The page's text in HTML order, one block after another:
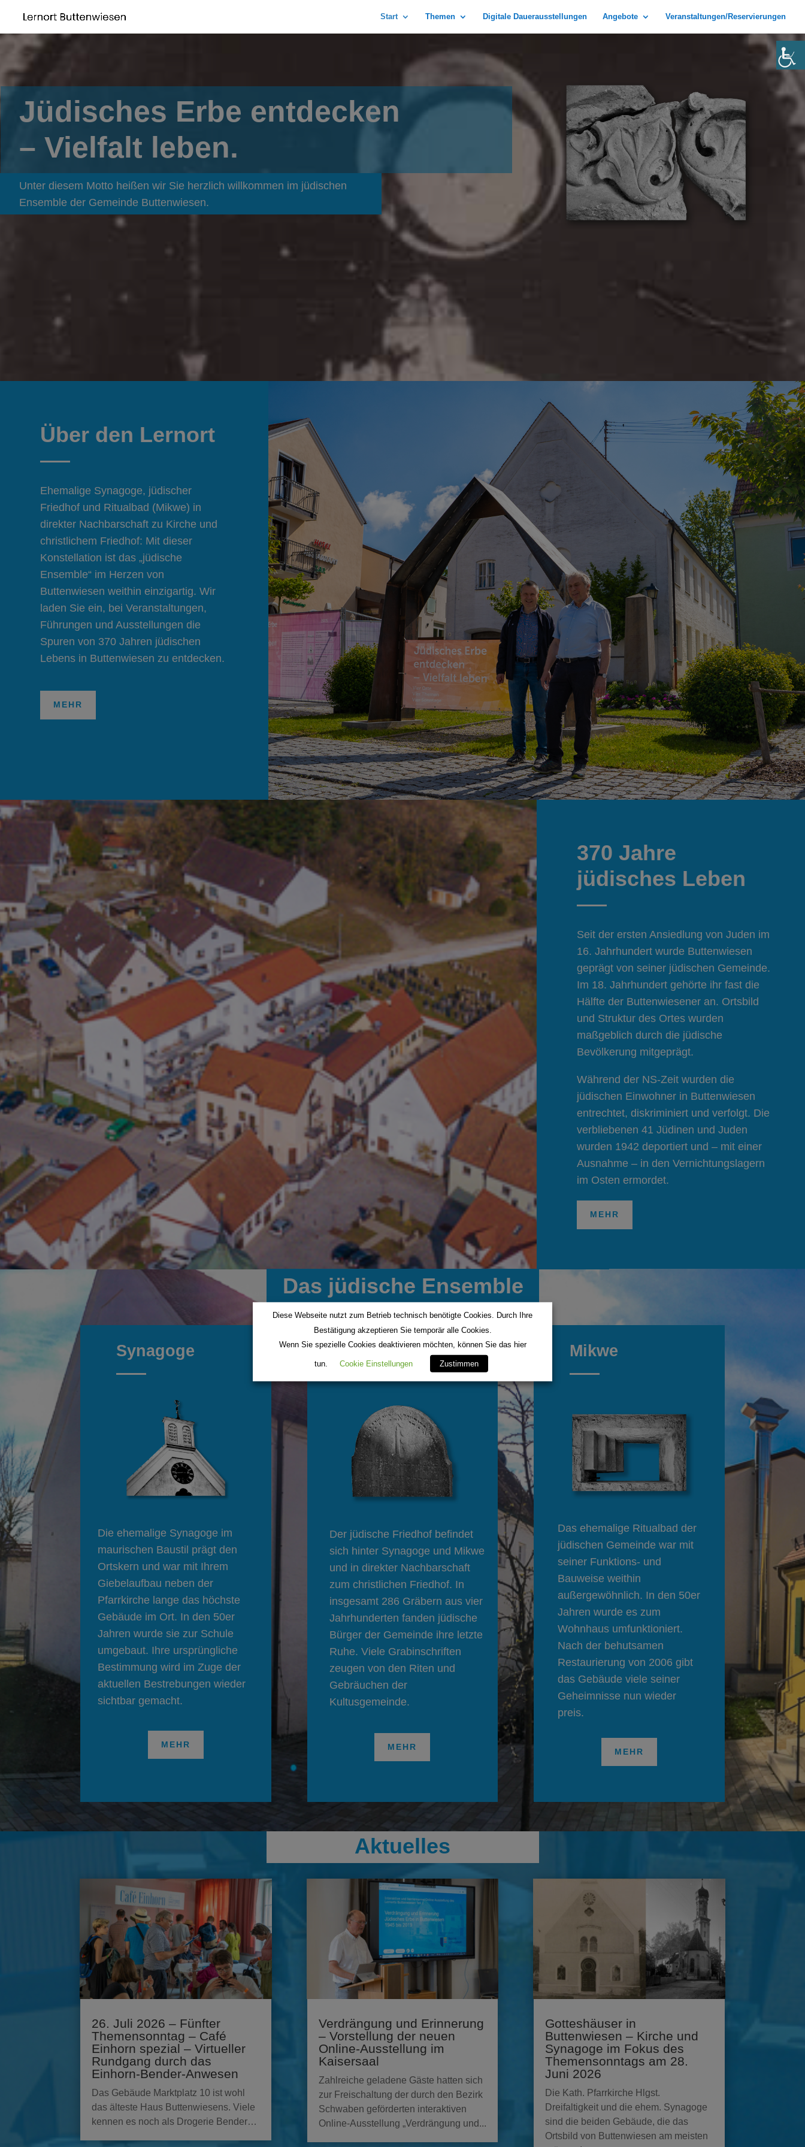
Start Themen Digitale Dauerausstellungen Angebote Veranstaltungen/Reservierungen
Jüdisches Erbe entdecken
– Vielfalt leben.
Unter diesem Motto heißen wir Sie herzlich willkommen im jüdischen
Ensemble der Gemeinde Buttenwiesen.
Über den Lernort
Ehemalige Synagoge, jüdischer
Friedhof und Ritualbad (Mikwe) in
direkter Nachbarschaft zu Kirche und
christlichem Friedhof: Mit dieser
Konstellation ist das „jüdische
Ensemble“ im Herzen von
Buttenwiesen weithin einzigartig. Wir
laden Sie ein, bei Veranstaltungen,
Führungen und Ausstellungen die
Spuren von 370 Jahren jüdischen
Lebens in Buttenwiesen zu entdecken.
MEHR
370 Jahre
jüdisches Leben
Seit der ersten Ansiedlung von Juden im
16. Jahrhundert wurde Buttenwiesen
geprägt von seiner jüdischen Gemeinde.
Im 18. Jahrhundert gehörte ihr fast die
Hälfte der Buttenwiesener an. Ortsbild
und Struktur des Ortes wurden
maßgeblich durch die jüdische
Bevölkerung mitgeprägt.
Während der NS-Zeit wurden die
jüdischen Einwohner in Buttenwiesen
entrechtet, diskriminiert und verfolgt. Die
verbliebenen 41 Jüdinen und Juden
wurden 1942 deportiert und – mit einer
Ausnahme – in den Vernichtungslagern
im Osten ermordet.
MEHR
Das jüdische Ensemble
Synagoge
Die ehemalige Synagoge im
maurischen Baustil prägt den
Ortskern und war mit Ihrem
Giebelaufbau neben der
Pfarrkirche lange das höchste
Gebäude im Ort. In den 50er
Jahren wurde sie zur Schule
umgebaut. Ihre ursprüngliche
Bestimmung wird im Zuge der
aktuellen Bestrebungen wieder
sichtbar gemacht.
MEHR
Friedhof
Der jüdische Friedhof befindet
sich hinter Synagoge und Mikwe
und in direkter Nachbarschaft
zum christlichen Friedhof. In
insgesamt 286 Gräbern aus vier
Jahrhunderten fanden jüdische
Bürger der Gemeinde ihre letzte
Ruhe. Viele Grabinschriften
zeugen von den Riten und
Gebräuchen der
Kultusgemeinde.
MEHR
Mikwe
Das ehemalige Ritualbad der
jüdischen Gemeinde war mit
seiner Funktions- und
Bauweise weithin
außergewöhnlich. In den 50er
Jahren wurde es zum
Wohnhaus umfunktioniert.
Nach der behutsamen
Restaurierung von 2006 gibt
das Gebäude viele seiner
Geheimnisse nun wieder
preis.
MEHR
Aktuelles
26. Juli 2026 – Fünfter
Themensonntag – Café
Einhorn spezial – Virtueller
Rundgang durch das
Einhorn-Bender-Anwesen
Das Gebäude Marktplatz 10 ist wohl
das älteste Haus Buttenwiesens. Viele
kennen es noch als Drogerie Bender…
Verdrängung und Erinnerung
– Vorstellung der neuen
Online-Ausstellung im
Kaisersaal
Zahlreiche geladene Gäste hatten sich
zur Freischaltung der durch den Bezirk
Schwaben geförderten interaktiven
Online-Ausstellung „Verdrängung und...
Gotteshäuser in
Buttenwiesen – Kirche und
Synagoge im Fokus des
Themensonntags am 28.
Juni 2026
Die Kath. Pfarrkirche Hlgst.
Dreifaltigkeit und die ehem. Synagoge
sind die beiden Gebäude, die das
Ortsbild von Buttenwiesen am meisten
Diese Webseite nutzt zum Betrieb technisch benötigte Cookies. Durch Ihre
Bestätigung akzeptieren Sie temporär alle Cookies.
Wenn Sie spezielle Cookies deaktivieren möchten, können Sie das hier
tun. Cookie Einstellungen Zustimmen